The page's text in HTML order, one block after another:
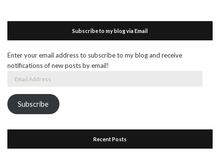
Subscribe to my blog via Email
Enter your email address to subscribe to my blog and receive
notifications of new posts by email!
Subscribe
Recent Posts